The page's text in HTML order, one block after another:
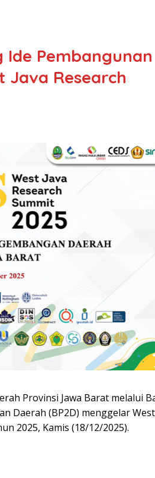
Pembangunan
Research
Provinsi Jawa Barat melalui
Daerah (BP2D) menggelar West
2025, Kamis (18/12/2025).